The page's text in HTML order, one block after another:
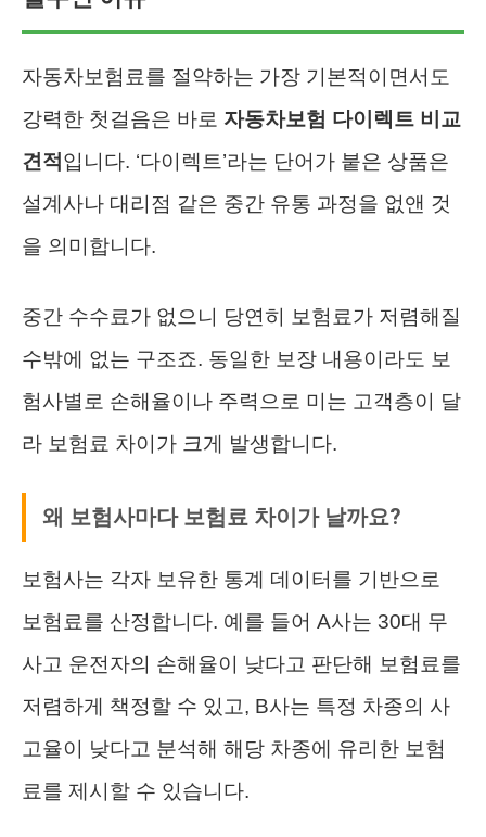
자동차보험료를 절약하는 가장 기본적이면서도
강력한 첫걸음은 바로 자동차보험 다이렉트 비교
견적 입니다. ‘다이렉트’라는 단어가 붙은 상품은
설계사나 대리점 같은 중간 유통 과정을 없앤 것
을 의미합니다.
중간 수수료가 없으니 당연히 보험료가 저렴해질
수밖에 없는 구조죠. 동일한 보장 내용이라도 보
험사별로 손해율이나 주력으로 미는 고객층이 달
라 보험료 차이가 크게 발생합니다.
왜 보험사마다 보험료 차이가 날까요?
보험사는 각자 보유한 통계 데이터를 기반으로
보험료를 산정합니다. 예를 들어 A사는 30대 무
사고 운전자의 손해율이 낮다고 판단해 보험료를
저렴하게 책정할 수 있고, B사는 특정 차종의 사
고율이 낮다고 분석해 해당 차종에 유리한 보험
료를 제시할 수 있습니다.